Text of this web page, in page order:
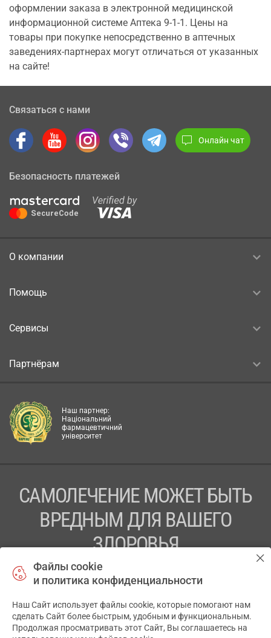
оформлении заказа в электронной медицинской
информационной системе Аптека 9-1-1. Цены на
товары при покупке непосредственно в аптечных
заведениях-партнерах могут отличаться от указанных
на сайте!
Связаться с нами
Онлайн чат
Безопасность платежей
О компании
Помощь
Сервисы
Партнёрам
Наш партнер:
Національний
фармацевтичний
університет
САМОЛЕЧЕНИЕ МОЖЕТ БЫТЬ
ВРЕДНЫМ ДЛЯ ВАШЕГО
ЗДОРОВЬЯ
ПЕРЕД ПРИМЕНЕНИЕМ ПРЕПАРАТА
ПРОКОНСУЛЬТИРУЙТЕСЬ С ВРАЧОМ
ТОВ «АПТЕКА 911.ЮА» Код ЄДРПОУ 43631965.
Отказ от ответственности
Файлы cookie
и политика конфиденциальности
Наш Сайт использует файлы cookie, которые помогают нам
сделать Сайт более быстрым, удобным и функциональным.
Продолжая просматривать этот Сайт, Вы соглашаетесь на
✕